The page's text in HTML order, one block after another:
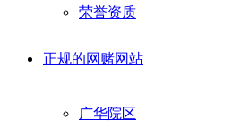
荣誉资质
正规的网赌网站
广华院区